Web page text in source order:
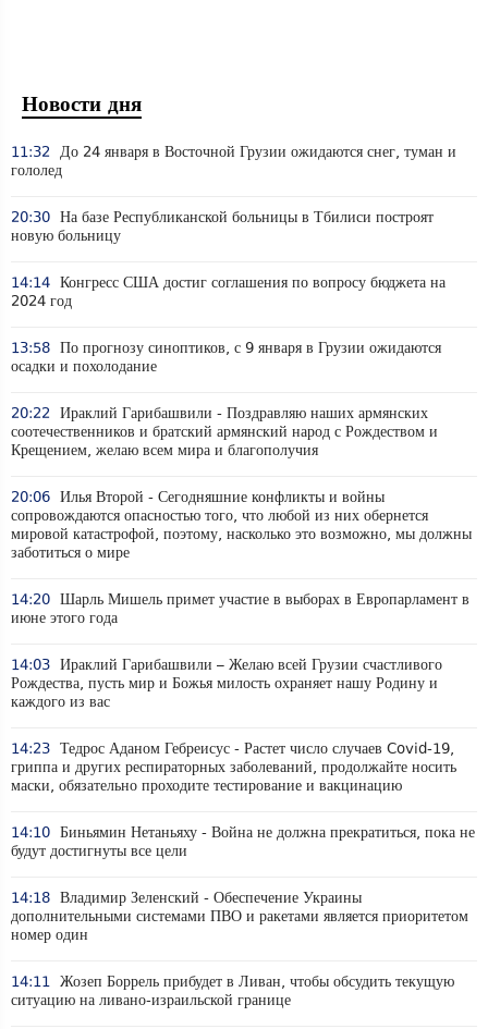
Новости дня
11:32 До 24 января в Восточной Грузии ожидаются снег, туман и
гололед
20:30 На базе Республиканской больницы в Тбилиси построят
новую больницу
14:14 Конгресс США достиг соглашения по вопросу бюджета на
2024 год
13:58 По прогнозу синоптиков, с 9 января в Грузии ожидаются
осадки и похолодание
20:22 Ираклий Гарибашвили - Поздравляю наших армянских
соотечественников и братский армянский народ с Рождеством и
Крещением, желаю всем мира и благополучия
20:06 Илья Второй - Сегодняшние конфликты и войны
сопровождаются опасностью того, что любой из них обернется
мировой катастрофой, поэтому, насколько это возможно, мы должны
заботиться о мире
14:20 Шарль Мишель примет участие в выборах в Европарламент в
июне этого года
14:03 Ираклий Гарибашвили – Желаю всей Грузии счастливого
Рождества, пусть мир и Божья милость охраняет нашу Родину и
каждого из вас
14:23 Тедрос Аданом Гебреисус - Растет число случаев Covid-19,
гриппа и других респираторных заболеваний, продолжайте носить
маски, обязательно проходите тестирование и вакцинацию
14:10 Биньямин Нетаньяху - Война не должна прекратиться, пока не
будут достигнуты все цели
14:18 Владимир Зеленский - Обеспечение Украины
дополнительными системами ПВО и ракетами является приоритетом
номер один
14:11 Жозеп Боррель прибудет в Ливан, чтобы обсудить текущую
ситуацию на ливано-израильской границе